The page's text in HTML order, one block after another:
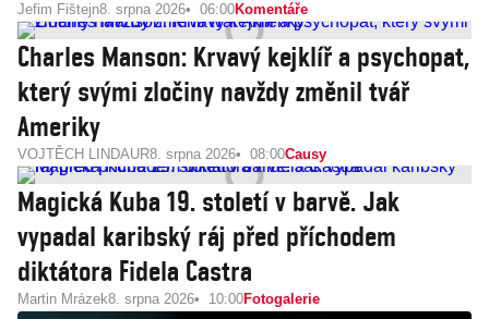
Jefim Fištejn8. srpna 2026 06:00Komentáře
Charles Manson: Krvavý kejklíř a psychopat,
který svými zločiny navždy změnil tvář
Ameriky
VOJTĚCH LINDAUR8. srpna 2026 08:00Causy
Magická Kuba 19. století v barvě. Jak
vypadal karibský ráj před příchodem
diktátora Fidela Castra
Martin Mrázek8. srpna 2026 10:00Fotogalerie